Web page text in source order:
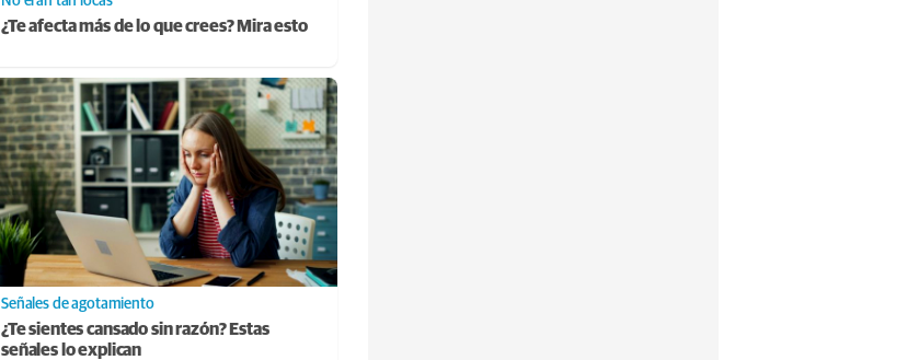
¿Te afecta más de lo que crees? Mira esto
Señales de agotamiento
¿Te sientes cansado sin razón? Estas
señales lo explican